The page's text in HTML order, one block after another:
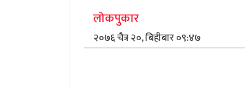
लोकपुकार
२०७६ चैत्र २०, बिहीबार ०९:४७